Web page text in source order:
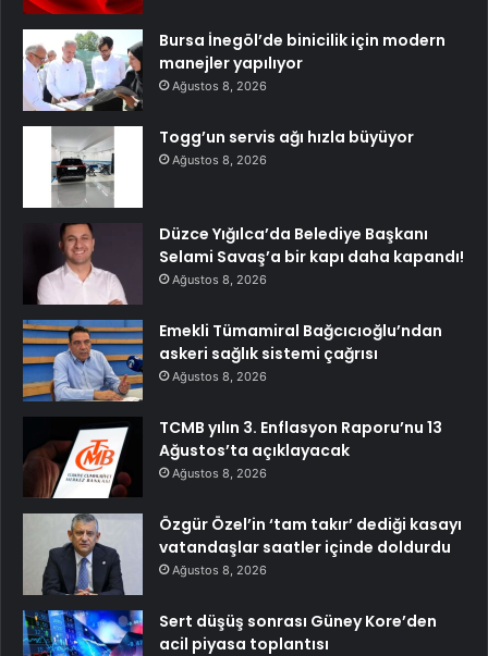
Bursa İnegöl’de binicilik için modern
manejler yapılıyor
Ağustos 8, 2026
Togg’un servis ağı hızla büyüyor
Ağustos 8, 2026
Düzce Yığılca’da Belediye Başkanı
Selami Savaş’a bir kapı daha kapandı!
Ağustos 8, 2026
Emekli Tümamiral Bağcıcıoğlu’ndan
askeri sağlık sistemi çağrısı
Ağustos 8, 2026
TCMB yılın 3. Enflasyon Raporu’nu 13
Ağustos’ta açıklayacak
Ağustos 8, 2026
Özgür Özel’in ‘tam takır’ dediği kasayı
vatandaşlar saatler içinde doldurdu
Ağustos 8, 2026
Sert düşüş sonrası Güney Kore’den
acil piyasa toplantısı